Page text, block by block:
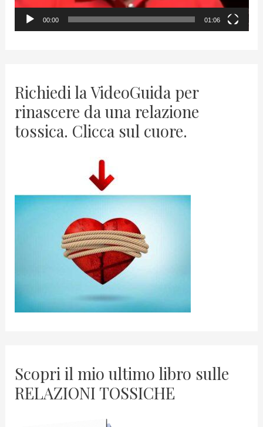
y
00:00 01:06
Richiedi la VideoGuida per
rinascere da una relazione
tossica. Clicca sul cuore.
Scopri il mio ultimo libro sulle
RELAZIONI TOSSICHE